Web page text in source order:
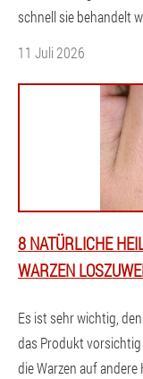
schnell sie behandelt
11 Juli 2026
8 NATÜRLICHE
WARZEN
Es ist sehr wichtig,
das Produkt
die Warzen auf